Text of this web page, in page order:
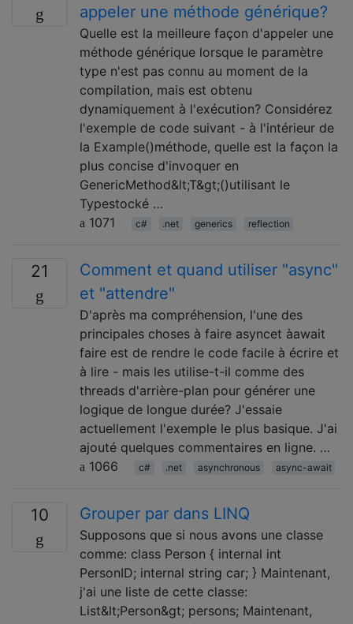
appeler une méthode générique?
Quelle est la meilleure façon d'appeler une
méthode générique lorsque le paramètre
type n'est pas connu au moment de la
compilation, mais est obtenu
dynamiquement à l'exécution? Considérez
l'exemple de code suivant - à l'intérieur de
la Example()méthode, quelle est la façon la
plus concise d'invoquer en
GenericMethod&lt;T&gt;()utilisant le
Typestocké …
1071
c# .net generics reflection
21
Comment et quand utiliser "async"
et "attendre"
D'après ma compréhension, l'une des
principales choses à faire asyncet àawait
faire est de rendre le code facile à écrire et
à lire - mais les utilise-t-il comme des
threads d'arrière-plan pour générer une
logique de longue durée? J'essaie
actuellement l'exemple le plus basique. J'ai
ajouté quelques commentaires en ligne. …
1066
c# .net asynchronous async-await
10 Grouper par dans LINQ
Supposons que si nous avons une classe
comme: class Person { internal int
PersonID; internal string car; } Maintenant,
j'ai une liste de cette classe:
List&lt;Person&gt; persons; Maintenant,